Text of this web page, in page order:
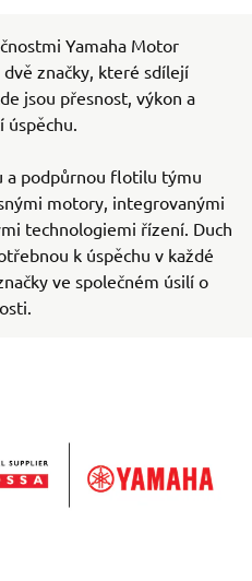
Yamaha Motor
dvě značky, které sdílejí
jsou přesnost, výkon a
úspěchu.
a podpůrnou flotilu týmu
motory, integrovanými
technologiemi řízení. Duch
k úspěchu v každé
ve společném úsilí o